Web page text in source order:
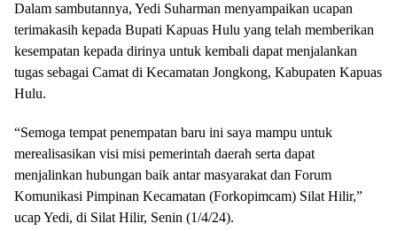
Dalam sambutannya, Yedi Suharman menyampaikan ucapan
terimakasih kepada Bupati Kapuas Hulu yang telah memberikan
kesempatan kepada dirinya untuk kembali dapat menjalankan
tugas sebagai Camat di Kecamatan Jongkong, Kabupaten Kapuas
Hulu.
“Semoga tempat penempatan baru ini saya mampu untuk
merealisasikan visi misi pemerintah daerah serta dapat
menjalinkan hubungan baik antar masyarakat dan Forum
Komunikasi Pimpinan Kecamatan (Forkopimcam) Silat Hilir,”
ucap Yedi, di Silat Hilir, Senin (1/4/24).